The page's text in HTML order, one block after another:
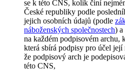
se k této CNS, kolik činí
České republiky podle
jejich osobních údajů (podle
náboženských společnostech) a
na každém podpisovém
která sbírá podpisy pro účel její
že podpisový arch je
této CNS,